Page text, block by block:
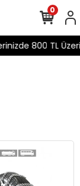
800 TL
0